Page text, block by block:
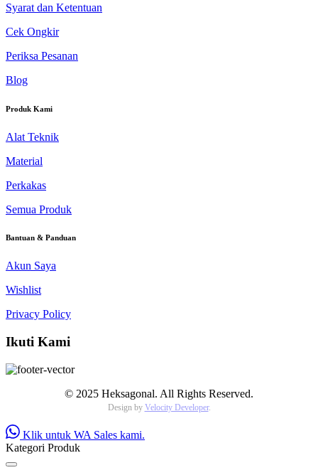
Syarat dan Ketentuan
Cek Ongkir
Periksa Pesanan
Blog
Produk Kami
Alat Teknik
Material
Perkakas
Semua Produk
Bantuan & Panduan
Akun Saya
Wishlist
Privacy Policy
Ikuti Kami
© 2025 Heksagonal. All Rights Reserved.
Design by Velocity Developer.
Klik untuk WA Sales kami.
Kategori Produk